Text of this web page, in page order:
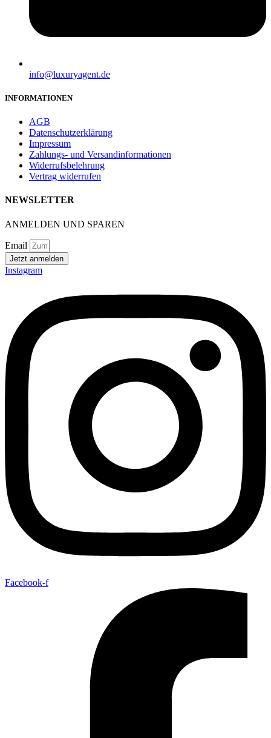
info@luxuryagent.de
INFORMATIONEN
AGB
Datenschutzerklärung
Impressum
Zahlungs- und Versandinformationen
Widerrufsbelehrung
Vertrag widerrufen
NEWSLETTER
ANMELDEN UND SPAREN
Email
Jetzt anmelden
Instagram
Facebook-f